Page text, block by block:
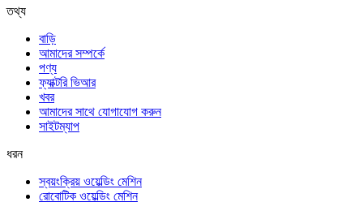
তথ্য
বাড়ি
আমাদের সম্পর্কে
পণ্য
ফ্যাক্টরি ভিআর
খবর
আমাদের সাথে যোগাযোগ করুন
সাইটম্যাপ
ধরন
স্বয়ংক্রিয় ওয়েল্ডিং মেশিন
রোবোটিক ওয়েল্ডিং মেশিন